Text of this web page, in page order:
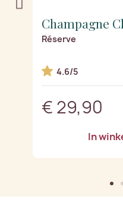
Champagne
Réserve
4.6/5
€ 29,90
In